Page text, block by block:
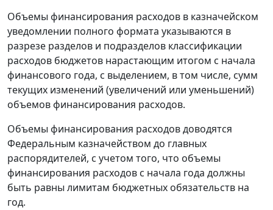
Объемы финансирования расходов в казначейском
уведомлении полного формата указываются в
разрезе разделов и подразделов классификации
расходов бюджетов нарастающим итогом с начала
финансового года, с выделением, в том числе, сумм
текущих изменений (увеличений или уменьшений)
объемов финансирования расходов.
Объемы финансирования расходов доводятся
Федеральным казначейством до главных
распорядителей, с учетом того, что объемы
финансирования расходов с начала года должны
быть равны лимитам бюджетных обязательств на
год.